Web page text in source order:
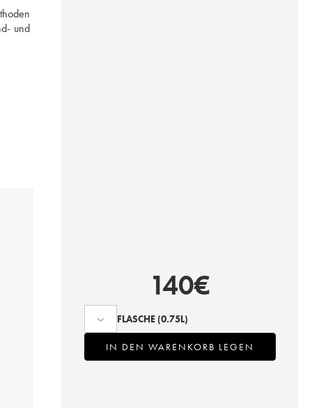
und
140€
FLASCHE (0.75L)
IN DEN WARENKORB LEGEN